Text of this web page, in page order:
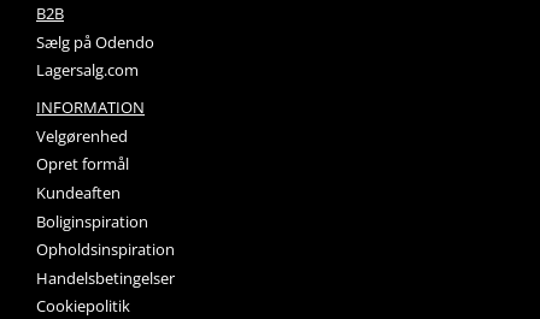
B2B
Sælg på Odendo
Lagersalg.com
INFORMATION
Velgørenhed
Opret formål
Kundeaften
Boliginspiration
Opholdsinspiration
Handelsbetingelser
Cookiepolitik